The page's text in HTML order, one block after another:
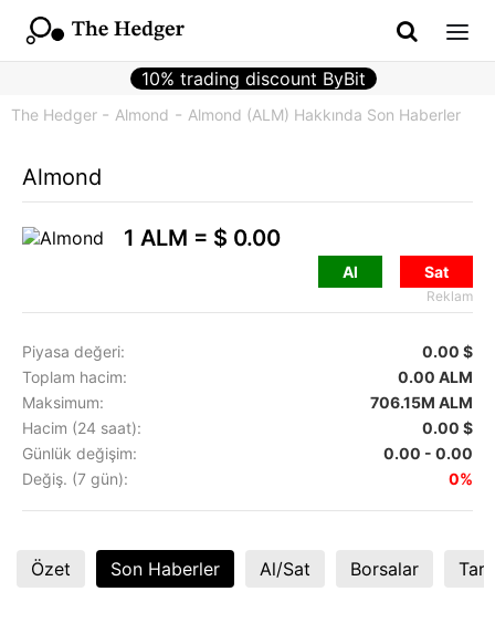
10% trading discount ByBit
The Hedger Almond Almond (ALM) Hakkında Son Haberler
Almond
1 ALM = $ 0.00
Al Sat
Reklam
Piyasa değeri:
0.00 $
Toplam hacim:
0.00 ALM
Maksimum:
706.15M ALM
Hacim (24 saat):
0.00 $
Günlük değişim:
0.00 - 0.00
Değiş. (7 gün):
0%
Özet Son Haberler Al/Sat Borsalar